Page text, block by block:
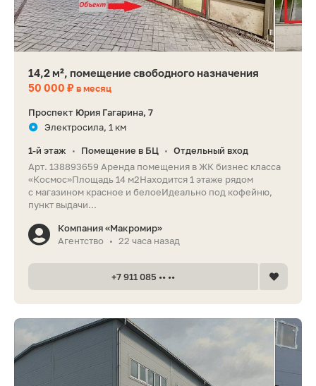
14,2 м², помещение свободного назначения
50 000 ₽в месяц
Проспект Юрия Гагарина, 7
Электросила, 1 км
1-й этаж • Помещение в БЦ • Отдельный вход
Арт. 138893659 Аренда помещения в ЖК бизнес класса
«Космос»Площадь 14 м2Находится 1 этаже рядом
с магазином красное и белоеИдеально под кофейню,
пункт выдачи...
Компания «Макромир»
Агентство
• 22 часа назад
+7 911 085 •• ••